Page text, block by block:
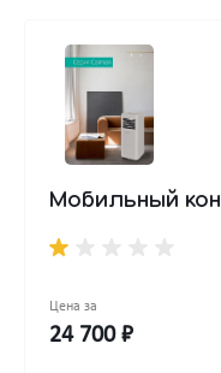
Мобильный
Цена за
24 700 ₽